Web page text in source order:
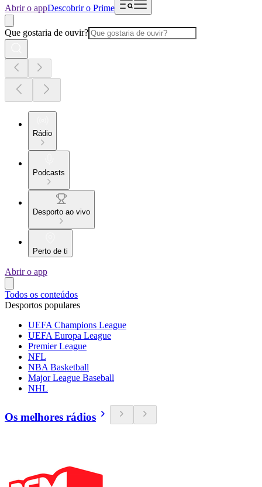
Abrir o appDescobrir o Prime
Que gostaria de ouvir?
Rádio
Podcasts
Desporto ao vivo
Perto de ti
Abrir o app
Todos os conteúdos
Desportos populares
UEFA Champions League
UEFA Europa League
Premier League
NFL
NBA Basketball
Major League Baseball
NHL
Os melhores rádios